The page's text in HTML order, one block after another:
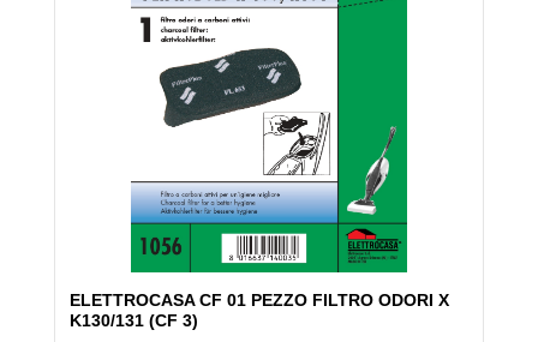
ELETTROCASA CF 01 PEZZO FILTRO ODORI X
K130/131 (CF 3)